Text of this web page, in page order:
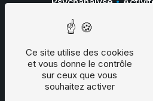
Galerie photos
Psychanalyse
Thérapie familiale
Ce site utilise des cookies
et vous donne le contrôle
sur ceux que vous
souhaitez activer